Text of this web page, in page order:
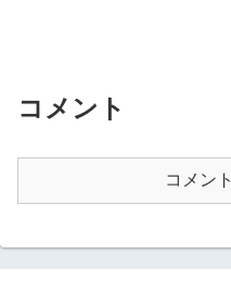
コメント
コメン